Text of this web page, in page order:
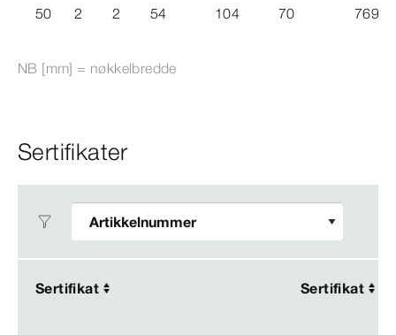
50 2 2 54 104 70 769
NB [mm] = nøkkelbredde
Sertifikater
Sertifikat Sertifikat
Sertifikat Sertifikat